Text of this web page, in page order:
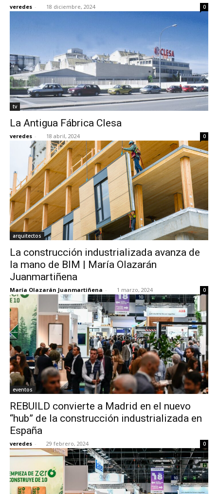
veredes - 18 diciembre, 2024 0
tv
La Antigua Fábrica Clesa
veredes - 18 abril, 2024 0
arquitectos
La construcción industrializada avanza de
la mano de BIM | María Olazarán
Juanmartiñena
María Olazarán Juanmartiñena - 1 marzo, 2024 0
eventos
REBUILD convierte a Madrid en el nuevo
“hub” de la construcción industrializada en
España
veredes - 29 febrero, 2024 0